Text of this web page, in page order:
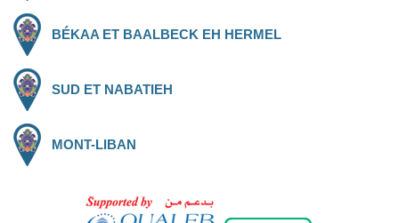
BÉKAA ET BAALBECK EH HERMEL
SUD ET NABATIEH
MONT-LIBAN